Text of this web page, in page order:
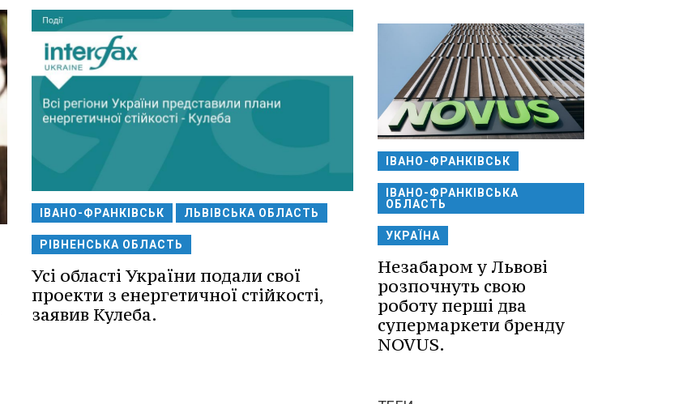
ІВАНО-ФРАНКІВСЬК ЛЬВІВСЬКА ОБЛАСТЬ
РІВНЕНСЬКА ОБЛАСТЬ
Усі області України подали свої
проекти з енергетичної стійкості,
заявив Кулеба.
ІВАНО-ФРАНКІВСЬК
ІВАНО-ФРАНКІВСЬКА
ОБЛАСТЬ
УКРАЇНА
Незабаром у Львові
розпочнуть свою
роботу перші два
супермаркети бренду
NOVUS.